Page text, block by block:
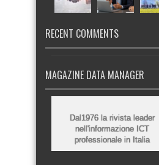
RECENT COMMENTS
MAGAZINE DATA MANAGER
Dal1976 la rivista leader
nell'informazione ICT
professionale in Italia